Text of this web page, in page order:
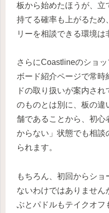
板から始めたほうが、立
持てる確率も上がるため
リーを相談できる環境は
さらにCoastlineのショ
ボード紹介ページで常時
ドの取り扱いが案内さ
のものとは別に、板の違
舗であることから、初心
からない」状態でも相談
られます。
もちろん、初回からシ
ないわけではありません
ぶとパドルもテイクオフ